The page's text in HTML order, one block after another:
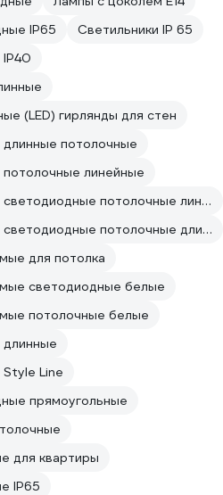
IP65
Светильники IP 65
IP40
(LED) гирлянды для стен
потолочные
линейные
Светильники накладные светодиодные потолочные линейные
Светильники накладные светодиодные потолочные длинные
для потолка
светодиодные белые
потолочные белые
длинные
Style Line
прямоугольные
для квартиры
IP65